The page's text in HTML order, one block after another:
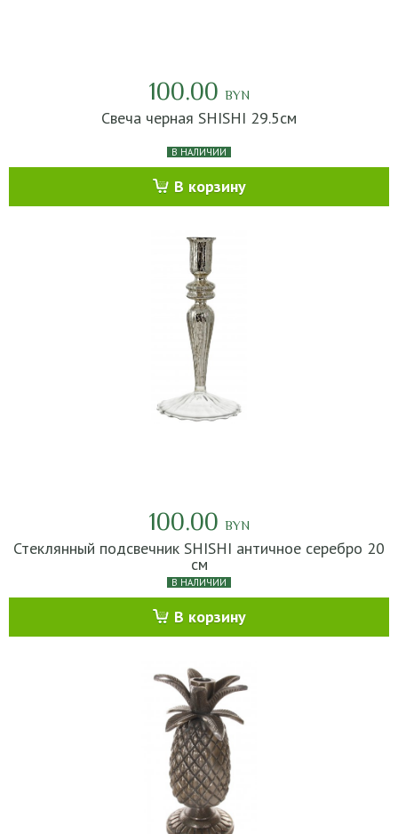
100.00 BYN
Свеча черная SHISHI 29.5см
В НАЛИЧИИ
В корзину
100.00 BYN
Стеклянный подсвечник SHISHI античное серебро 20
см
В НАЛИЧИИ
В корзину